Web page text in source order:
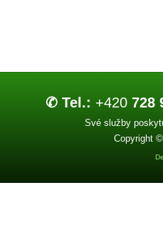
✆ Tel.: +420 728
Své služby
Copyright